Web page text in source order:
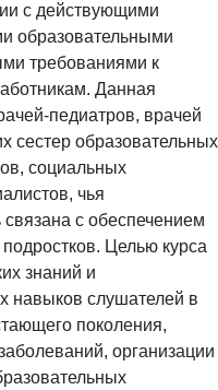
с действующими
образовательными
требованиями к
Данная
педиатров, врачей
сестер образовательных
социальных
чья
с обеспечением
Целью курса
знаний и
навыков слушателей в
поколения,
организации